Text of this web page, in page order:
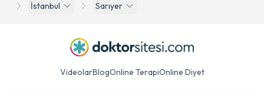
İstanbul
Sarıyer
VideolarBlogOnline TerapiOnline Diyet